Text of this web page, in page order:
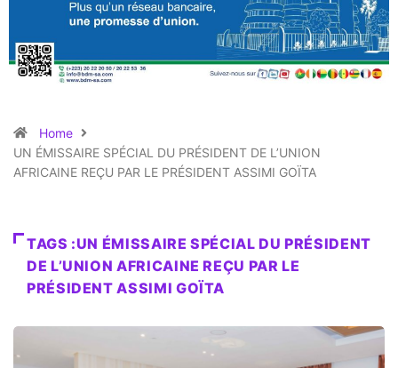
Home
UN ÉMISSAIRE SPÉCIAL DU PRÉSIDENT DE L’UNION
AFRICAINE REÇU PAR LE PRÉSIDENT ASSIMI GOÏTA
TAGS :UN ÉMISSAIRE SPÉCIAL DU PRÉSIDENT
DE L’UNION AFRICAINE REÇU PAR LE
PRÉSIDENT ASSIMI GOÏTA